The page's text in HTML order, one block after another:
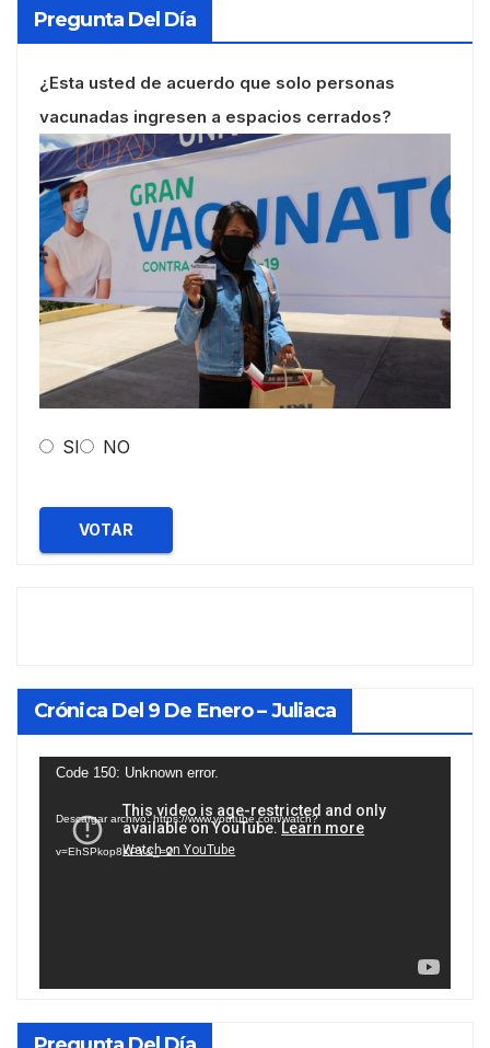
Pregunta Del Día
¿Esta usted de acuerdo que solo personas
vacunadas ingresen a espacios cerrados?
SI NO
VOTAR
Crónica Del 9 De Enero – Juliaca
Reproductor
vídeo
Code 150: Unknown error.
Descargar archivo: https://www.youtube.com/watch?
v=EhSPkop8KPY&_=2